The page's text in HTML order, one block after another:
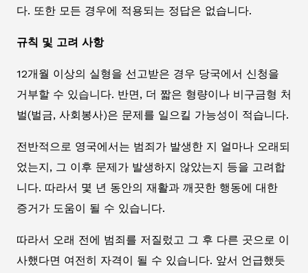
다. 또한 모든 경우에 적용되는 정답은 없습니다.
규칙 및 고려 사항
12개월 이상의 실형을 선고받은 경우 당국에서 신청을
거부할 수 있습니다. 반면, 더 짧은 형량이나 비구금형 처
벌(벌금, 사회봉사)은 문제를 일으킬 가능성이 적습니다.
전반적으로 영국에서는 범죄가 발생한 지 얼마나 오래되
었는지, 그 이후 문제가 발생하지 않았는지 등을 고려합
니다. 따라서 몇 년 동안의 재활과 깨끗한 행동에 대한
증거가 도움이 될 수 있습니다.
따라서 오래 전에 범죄를 저질렀고 그 후 다른 곳으로 이
사했다면 여전히 자격이 될 수 있습니다. 앞서 언급했듯